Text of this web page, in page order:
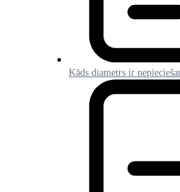
Kāds diametrs ir